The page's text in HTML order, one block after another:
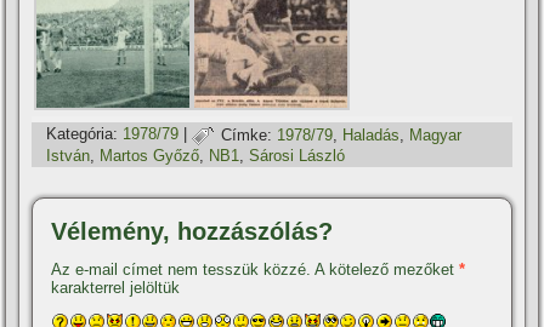
Kategória: 1978/79 | Címke: 1978/79 Haladás
Magyar
István, Martos Győző, NB1,Sárosi László
Vélemény, hozzászólás?
Az e-mail címet nem tesszük közzé. A kötelező mezőket*
karakterrel jelöltük